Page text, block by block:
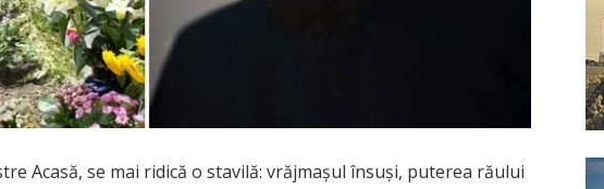
Acasă, se mai ridică o stavilă: vrăjmaşul însuşi, puterea răului